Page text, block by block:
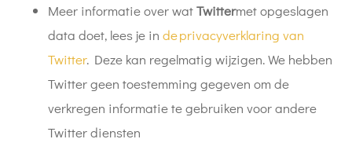
Meer informatie over watTwittermet opgeslagen
data doet, lees je in de privacyverklaring van
Twitter. Deze kan regelmatig wijzigen. We hebben
Twitter geen toestemming gegeven om de
verkregen informatie te gebruiken voor andere
Twitter diensten